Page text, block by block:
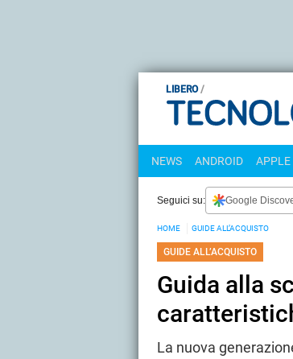
LIBERO
NEWS ANDROID APPLE
Seguici su: Google
HOME GUIDE ALL’ACQUISTO
GUIDE ALL’ACQUISTO
Guida alla
La nuova